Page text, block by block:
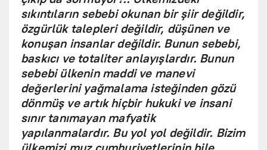
sıkıntıların sebebi okunan bir şiir değildir,
özgürlük talepleri değildir, düşünen ve
konuşan insanlar değildir. Bunun sebebi,
baskıcı ve totaliter anlayışlardır. Bunun
sebebi ülkenin maddi ve manevi
değerlerini yağmalama isteğinden gözü
dönmüş ve artık hiçbir hukuki ve insani
sınır tanımayan mafyatik
yapılanmalardır. Bu yol yol değildir. Bizim